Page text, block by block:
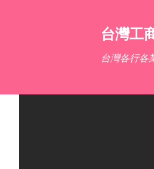
台灣工
台灣各行各